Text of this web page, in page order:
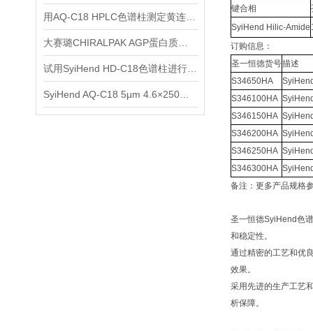
键合相
SyiHend Hilic-Amide
订购信息：
圣一恒德货号描述
S34650HA
S346100HA
S346150HA
S346200HA
S346250HA
S346300HA
备注：更多产品规格
圣一恒德SyiHend色
和稳定性。
通过精密的工艺和优
效果。
采用先进的生产工艺
析保障。